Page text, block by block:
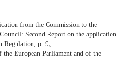
from the Commission to the
Second Report on the application
Regulation, p. 9。
European Parliament and of the